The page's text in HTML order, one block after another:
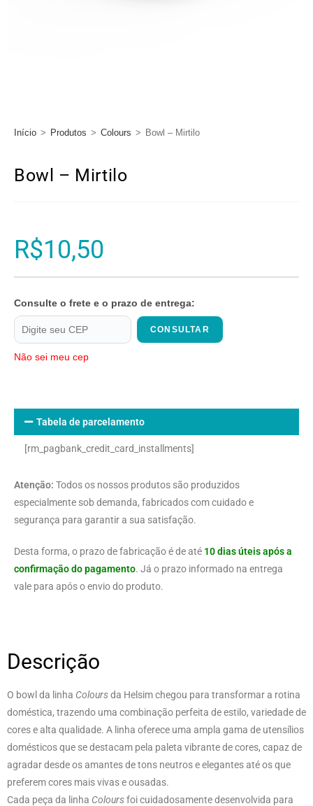
Início > Produtos > Colours > Bowl – Mirtilo
Bowl – Mirtilo
R$10,50
Consulte o frete e o prazo de entrega:
CONSULTAR
Não sei meu cep
Tabela de parcelamento
[rm_pagbank_credit_card_installments]
Atenção: Todos os nossos produtos são produzidos
especialmente sob demanda, fabricados com cuidado e
segurança para garantir a sua satisfação.
Desta forma, o prazo de fabricação é de até 10 dias úteis após a
confirmação do pagamento. Já o prazo informado na entrega
vale para após o envio do produto.
Descrição
O bowl da linha Coloursda Helsim chegou para transformar a rotina
doméstica, trazendo uma combinação perfeita de estilo, variedade de
cores e alta qualidade. A linha oferece uma ampla gama de utensílios
domésticos que se destacam pela paleta vibrante de cores, capaz de
agradar desde os amantes de tons neutros e elegantes até os que
preferem cores mais vivas e ousadas.
Cada peça da linha Coloursfoi cuidadosamente desenvolvida para